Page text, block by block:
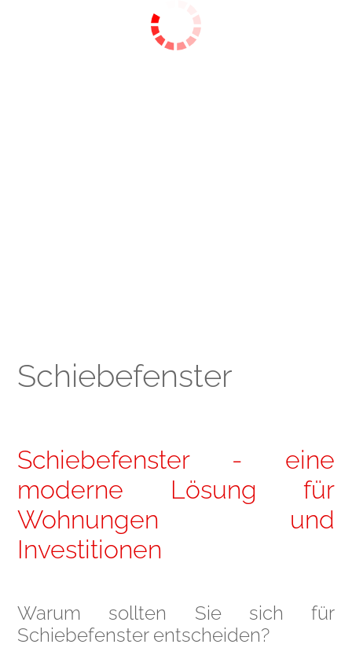
Schiebefenster
Schiebefenster - eine
moderne Lösung für
Wohnungen und
Investitionen
Warum sollten Sie sich für
Schiebefenster entscheiden?